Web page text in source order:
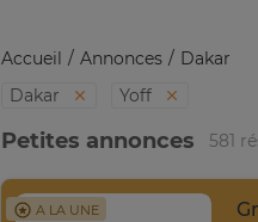
Accueil Annonces
Dakar
Dakar
Yoff
Petites annonces 581
A LA UNE